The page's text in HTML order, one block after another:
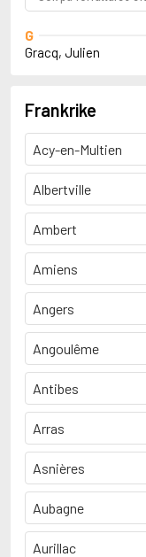
G
Gracq, Julien
Frankrike
Acy-en-Multien
Albertville
Ambert
Amiens
Angers
Angoulême
Antibes
Arras
Asnières
Aubagne
Aurillac